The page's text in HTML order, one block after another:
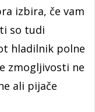
izbira, če vam
so tudi
hladilnik polne
zmogljivosti ne
ali pijače